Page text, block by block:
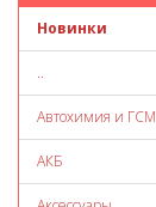
Новинки
..
Автохимия и ГСМ
АКБ